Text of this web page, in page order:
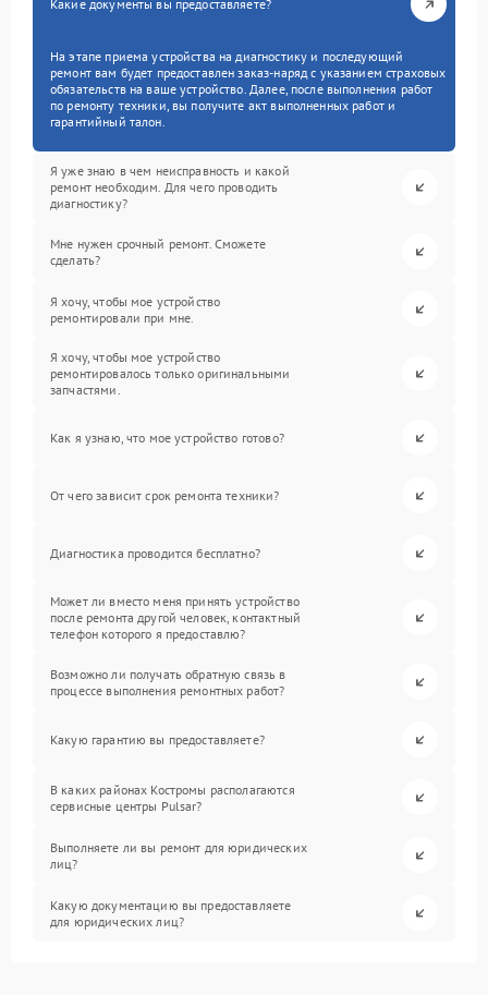
Какие документы вы предоставляете?
На этапе приема устройства на диагностику и последующий
ремонт вам будет предоставлен заказ-наряд с указанием страховых
обязательств на ваше устройство. Далее, после выполнения работ
по ремонту техники, вы получите акт выполненных работ и
гарантийный талон.
Я уже знаю в чем неисправность и какой
ремонт необходим. Для чего проводить
диагностику?
Мне нужен срочный ремонт. Сможете
сделать?
Я хочу, чтобы мое устройство
ремонтировали при мне.
Я хочу, чтобы мое устройство
ремонтировалось только оригинальными
запчастями.
Как я узнаю, что мое устройство готово?
От чего зависит срок ремонта техники?
Диагностика проводится бесплатно?
Может ли вместо меня принять устройство
после ремонта другой человек, контактный
телефон которого я предоставлю?
Возможно ли получать обратную связь в
процессе выполнения ремонтных работ?
Какую гарантию вы предоставляете?
В каких районах Костромы располагаются
сервисные центры Pulsar?
Выполняете ли вы ремонт для юридических
лиц?
Какую документацию вы предоставляете
для юридических лиц?